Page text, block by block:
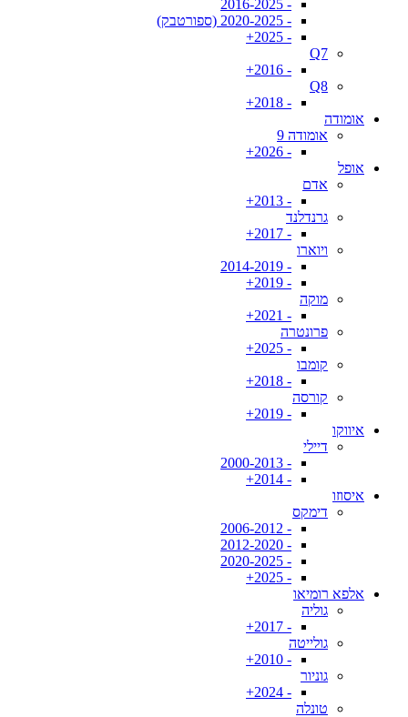
- 2016-2025
- 2020-2025 (ספורטבק)
- 2025+
Q7
- 2016+
Q8
- 2018+
אומודה
אומודה 9
- 2026+
אופל
אדם
- 2013+
גרנדלנד
- 2017+
ויוארו
- 2014-2019
- 2019+
מוקה
- 2021+
פרונטרה
- 2025+
קומבו
- 2018+
קורסה
- 2019+
איווקו
דיילי
- 2000-2013
- 2014+
איסוזו
דימקס
- 2006-2012
- 2012-2020
- 2020-2025
- 2025+
אלפא רומיאו
גוליה
- 2017+
גולייטה
- 2010+
גוניור
- 2024+
טונלה